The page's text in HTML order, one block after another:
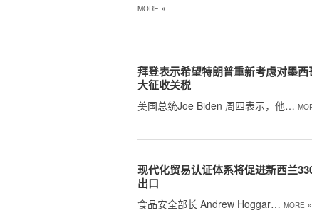
MORE »
拜登表示希望特朗普重新考虑对墨西
大征收关税
美国总统Joe Biden 周四表示，他…
现代化贸易认证体系将促进新西兰
出口
食品安全部长 Andrew Hoggar…MORE »